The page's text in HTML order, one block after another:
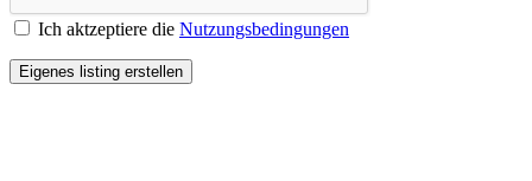
Ich aktzeptiere die Nutzungsbedingungen